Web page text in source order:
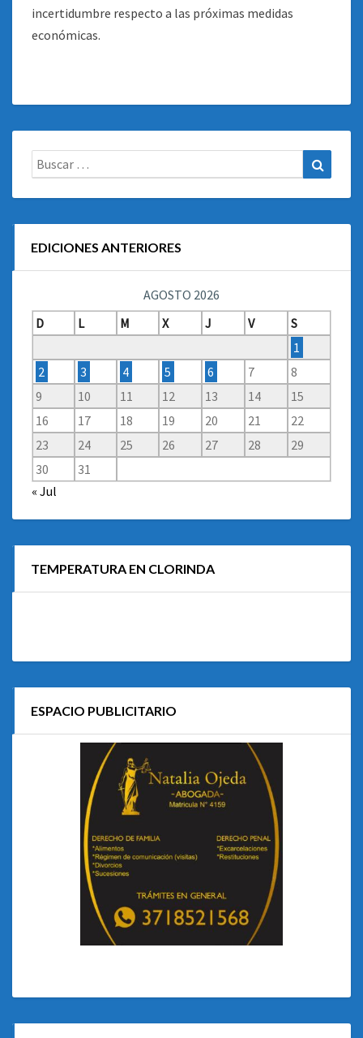
incertidumbre respecto a las próximas medidas
económicas.
Buscar:
EDICIONES ANTERIORES
AGOSTO 2026
D
L M X J V
S
1
2
3 4 5 6 7
8
9
10 11 12 13 14
15
16
17 18 19 20 21
22
23
24 25 26 27 28
29
30
31
« Jul
TEMPERATURA EN CLORINDA
ESPACIO PUBLICITARIO